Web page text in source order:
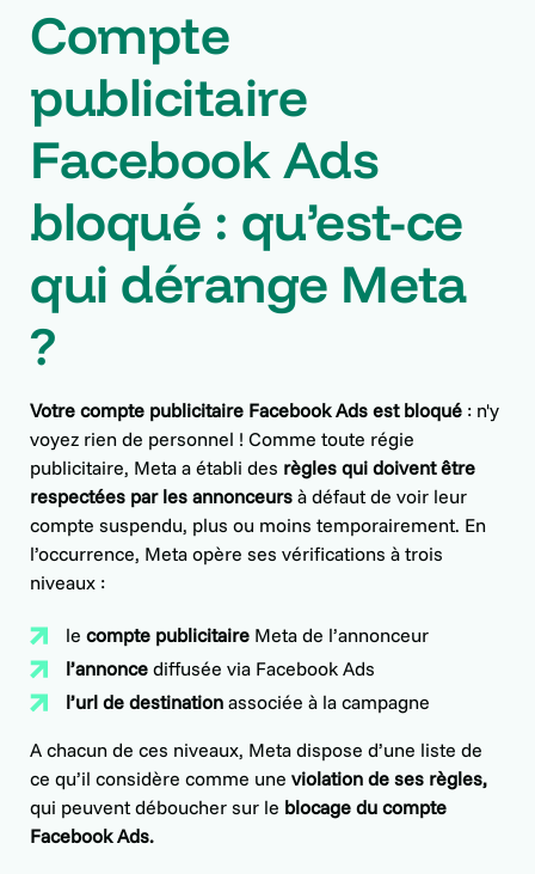
Compte
publicitaire
Facebook Ads
bloqué : qu’est-ce
qui dérange Meta
?
Votre compte publicitaire Facebook Ads est bloqué : n'y
voyez rien de personnel ! Comme toute régie
publicitaire, Meta a établi des règles qui doivent être
respectées par les annonceursà défaut de voir leur
compte suspendu, plus ou moins temporairement. En
l’occurrence, Meta opère ses vérifications à trois
niveaux :
lecompte publicitaire Meta de l’annonceur
l’annonce diffusée via Facebook Ads
l’url de destination associée à la campagne
A chacun de ces niveaux, Meta dispose d’une liste de
ce qu’il considère comme uneviolation de ses règles,
qui peuvent déboucher sur le blocage du compte
Facebook Ads.